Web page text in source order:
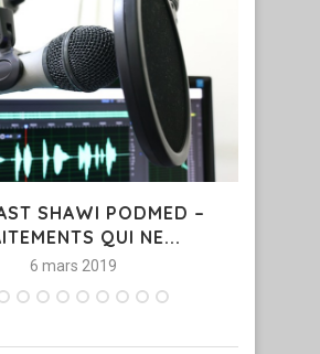
SHAWI PODMED –
QUI NE...
6 mars 2019